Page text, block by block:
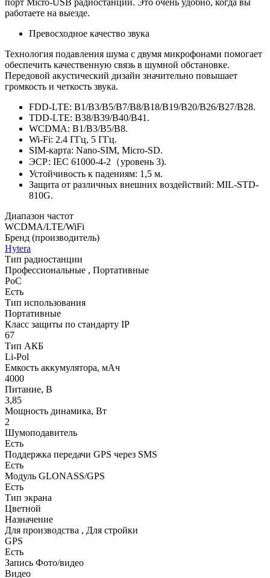
порт Micro-USB радиостанции. Это очень удобно, когда вы
работаете на выезде.
Превосходное качество звука
Технология подавления шума с двумя микрофонами помогает
обеспечить качественную связь в шумной обстановке.
Передовой акустический дизайн значительно повышает
громкость и четкость звука.
FDD-LTE: B1/B3/B5/B7/B8/B18/B19/B20/B26/B27/B28.
TDD-LTE: B38/B39/B40/B41.
WCDMA: B1/B3/B5/B8.
Wi-Fi: 2.4 ГГц, 5 ГГц.
SIM-карта: Nano-SIM, Micro-SD.
ЭСР: IEC 61000-4-2（уровень 3).
Устойчивость к падениям: 1,5 м.
Защита от различных внешних воздействий: MIL-STD-
810G.
Диапазон частот
WCDMA/LTE/WiFi
Бренд (производитель)
Hytera
Тип радиостанции
Профессиональные , Портативные
РоС
Есть
Тип использования
Портативные
Класс защиты по стандарту IP
67
Тип АКБ
Li-Pol
Емкость аккумулятора, мАч
4000
Питание, В
3,85
Мощность динамика, Вт
2
Шумоподавитель
Есть
Поддержка передачи GPS через SMS
Есть
Модуль GLONASS/GPS
Есть
Тип экрана
Цветной
Назначение
Для производства , Для стройки
GPS
Есть
Запись Фото/видео
Видео